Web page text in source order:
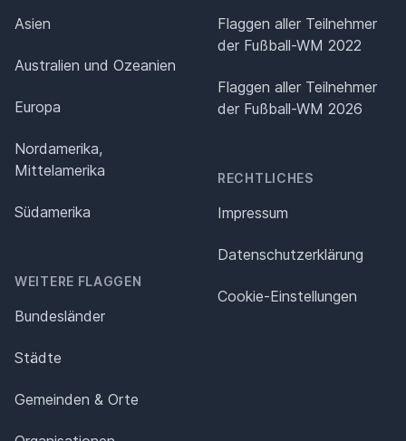
Asien
Australien und Ozeanien
Europa
Nordamerika,
Mittelamerika
Südamerika
WEITERE FLAGGEN
Bundesländer
Städte
Gemeinden & Orte
Flaggen aller Teilnehmer
der Fußball-WM 2022
Flaggen aller Teilnehmer
der Fußball-WM 2026
RECHTLICHES
Impressum
Datenschutz­erklärung
Cookie-Einstellungen